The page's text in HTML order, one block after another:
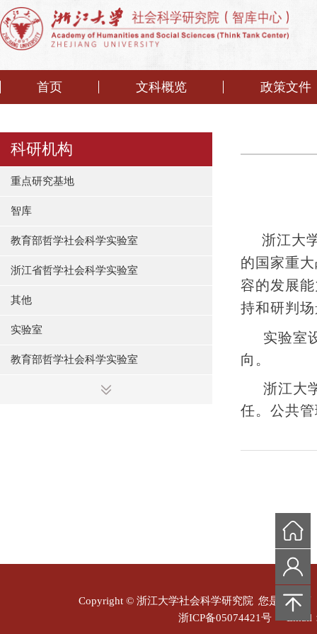
首页 文科概览 政策文件
科研机构
重点研究基地
智库
教育部哲学社会科学实验室
浙江省哲学社会科学实验室
其他
实验室
教育部哲学社会科学实验室
浙江省哲学社会科学实验室
浙江大
的国家重
容的发展
持和研判
实验室
向。
浙江大
任。公共
Copyright © 浙江大学社会科学研究院 您是本站第
浙ICP备05074421号